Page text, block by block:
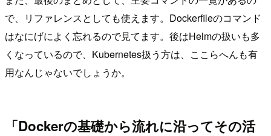
で、リファレンスとしても使えます。Dockerfileのコマンド
はなにげによく忘れるので見てます。後はHelmの扱いも多
くなっているので、Kubernetes扱う方は、ここらへんも有
用なんじゃないでしょうか。
「Dockerの基礎から流れに沿ってその活